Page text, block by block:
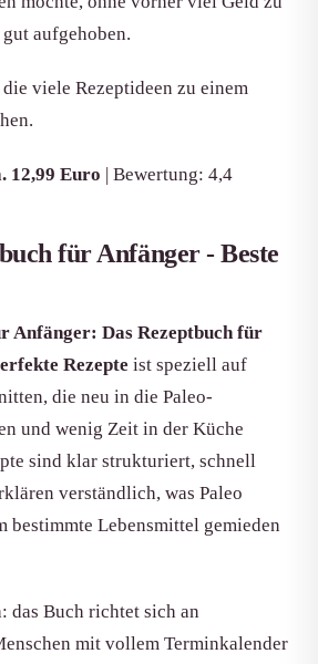
aufgehoben.
viele Rezeptideen zu einem
12,99 Euro | Bewertung: 4,4
für Anfänger - Beste
Anfänger: Das Rezeptbuch für
Rezepte ist speziell auf
die neu in die Paleo-
und wenig Zeit in der Küche
sind klar strukturiert, schnell
verständlich, was Paleo
bestimmte Lebensmittel gemieden
das Buch richtet sich an
mit vollem Terminkalender